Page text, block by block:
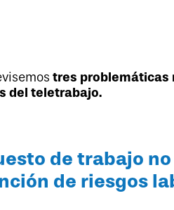
tres problemáticas
del teletrabajo.
de trabajo
de riesgos